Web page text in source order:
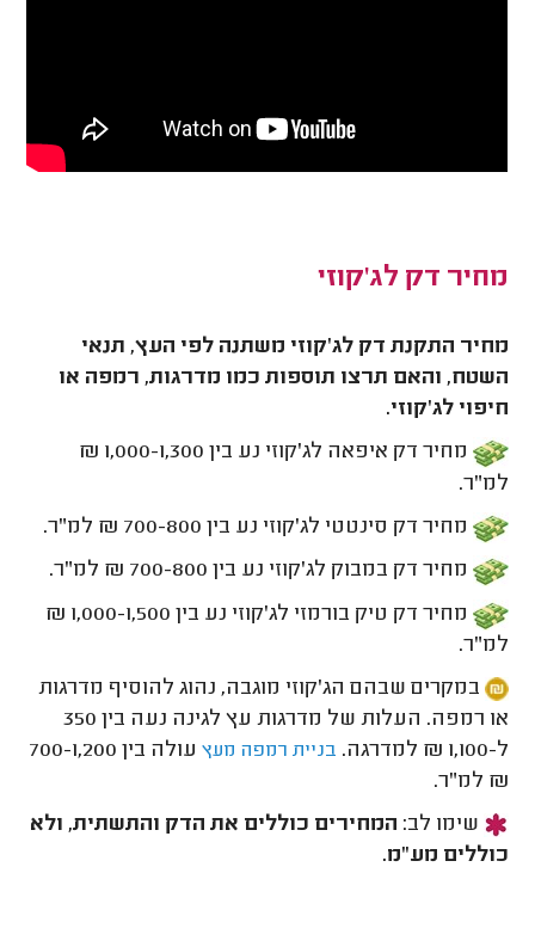
מחיר דק לג'קוזי
מחיר התקנת דק לג'קוזי משתנה לפי העץ, תנאי
השטח, והאם תרצו תוספות כמו מדרגות, רמפה או
חיפוי לג'קוזי.
מחיר דק איפאה לג'קוזי נע בין 1,000-1,300 ₪
למ"ר.
מחיר דק סינטטי לג'קוזי נע בין 700-800 ₪ למ"ר.
מחיר דק במבוק לג'קוזי נע בין 700-800 ₪ למ"ר.
מחיר דק טיק בורמזי לג'קוזי נע בין 1,000-1,500 ₪
למ"ר.
במקרים שבהם הג'קוזי מוגבה, נהוג להוסיף מדרגות
או רמפה. העלות של מדרגות עץ לגינה נעה בין 350
ל-1,100 ₪ למדרגה.
בניית רמפה מעץ
עולה בין 700-1,200
₪ למ"ר.
שימו לב: המחירים כוללים את הדק והתשתית, ולא
כוללים מע"מ.